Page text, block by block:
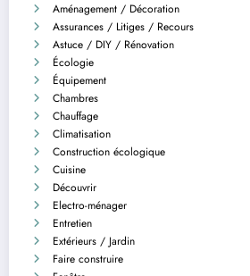
Aménagement / Décoration
Assurances / Litiges / Recours
Astuce / DIY / Rénovation
Écologie
Équipement
Chambres
Chauffage
Climatisation
Construction écologique
Cuisine
Découvrir
Electro-ménager
Entretien
Extérieurs / Jardin
Faire construire